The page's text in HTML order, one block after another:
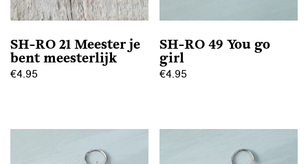
SH-RO 21 Meester je
bent meesterlijk
€4.95
SH-RO 49 You go
girl
€4.95